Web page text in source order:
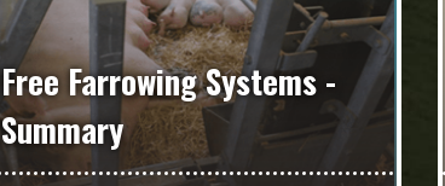
Free Farrowing Systems -
Summary